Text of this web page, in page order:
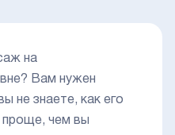
на
Вам нужен
не знаете, как его
проще, чем вы